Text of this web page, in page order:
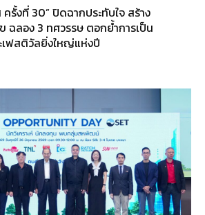
รั้งที่ 30” ปิดฉากประทับใจ สร้าง
ฉลอง 3 ทศวรรษ ตอกย้ำการเป็น
ฟสติวัลยิ่งใหญ่แห่งปี